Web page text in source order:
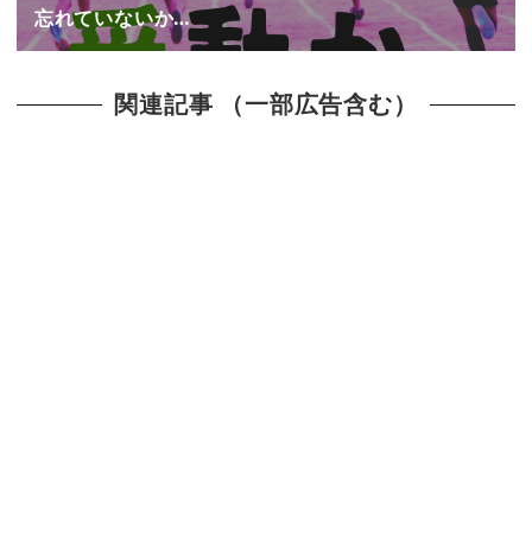
忘れていないか…
関連記事 （一部広告含む）